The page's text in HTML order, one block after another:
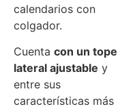
calendarios con
colgador.
Cuenta con un tope
lateral ajustable y
entre sus
características más